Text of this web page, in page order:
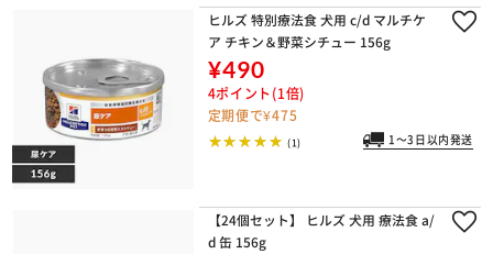
ヒルズ 特別療法食 犬用 c/d マルチケ
ア チキン＆野菜シチュー 156g
¥490
4ポイント(1倍)
定期便で¥475
(1) 1～3日以内発送
【24個セット】 ヒルズ 犬用 療法食 a/
d 缶 156g